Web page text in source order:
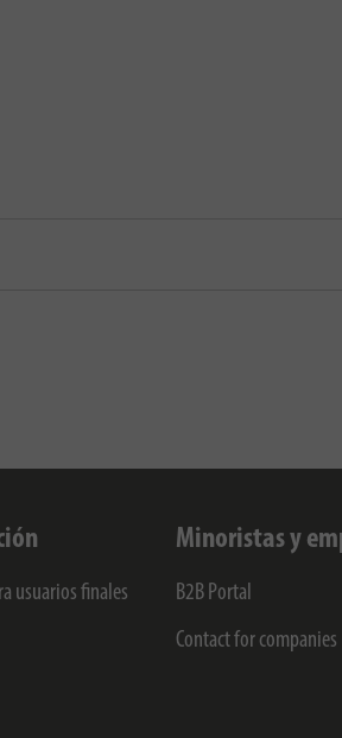
usuarios finales
Minoristas y
B2B Portal
Contact for companies